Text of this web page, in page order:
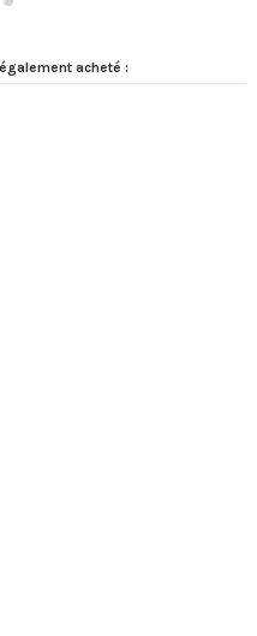
acheté :